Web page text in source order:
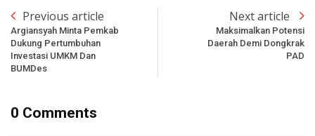
Previous article
Argiansyah Minta Pemkab
Dukung Pertumbuhan
Investasi UMKM Dan
BUMDes
Next article
Maksimalkan Potensi
Daerah Demi Dongkrak
PAD
0 Comments